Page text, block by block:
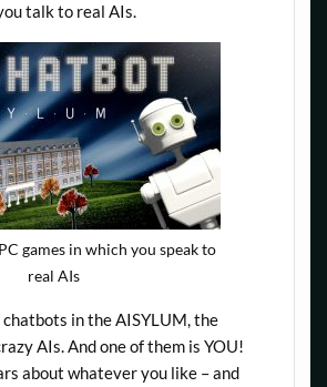
talk to real AIs.
games in which you speak to
real AIs
in the AISYLUM, the
AIs. And one of them is YOU!
about whatever you like – and